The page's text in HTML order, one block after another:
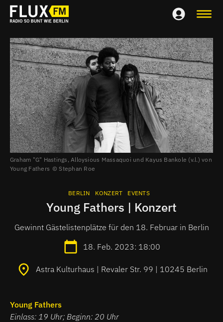
Graham "G" Hastings, Alloysious Massaquoi und Kayus Bankole (v.l.) von
Young Fathers
Stephan Roe
BERLIN KONZERT EVENTS
Young Fathers | Konzert
Gewinnt Gästelistenplätze für den 18. Februar in Berlin
18. Feb. 2023: 18:00
Astra Kulturhaus | Revaler Str. 99 | 10245 Berlin
Young Fathers
Einlass: 19 Uhr; Beginn: 20 Uhr